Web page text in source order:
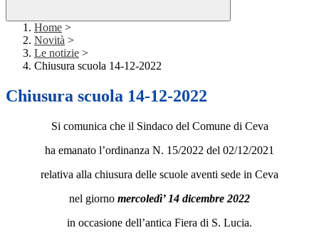
Home >
Novità >
Le notizie >
Chiusura scuola 14-12-2022
Chiusura scuola 14-12-2022
Si comunica che il Sindaco del Comune di Ceva
ha emanato l’ordinanza N. 15/2022 del 02/12/2021
relativa alla chiusura delle scuole aventi sede in Ceva
nel giorno mercoledì’ 14 dicembre 2022
in occasione dell’antica Fiera di S. Lucia.